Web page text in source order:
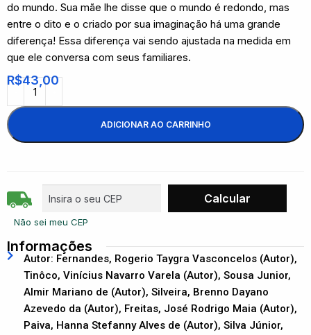
do mundo. Sua mãe lhe disse que o mundo é redondo, mas
entre o dito e o criado por sua imaginação há uma grande
diferença! Essa diferença vai sendo ajustada na medida em
que ele conversa com seus familiares.
R$43,00
ADICIONAR AO CARRINHO
Não sei meu CEP
Informações
Autor: Fernandes, Rogerio Taygra Vasconcelos (Autor),
Tinôco, Vinícius Navarro Varela (Autor), Sousa Junior,
Almir Mariano de (Autor), Silveira, Brenno Dayano
Azevedo da (Autor), Freitas, José Rodrigo Maia (Autor),
Paiva, Hanna Stefanny Alves de (Autor), Silva Júnior,